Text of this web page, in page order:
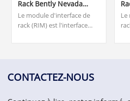
Rack Bently Nevada
3500/20 125744-01 TMR
Le module d'interface de
rack (RIM) est l'interface
prend en charge un
rack et récupérer les
02
Le
CONTACTEZ-NOUS